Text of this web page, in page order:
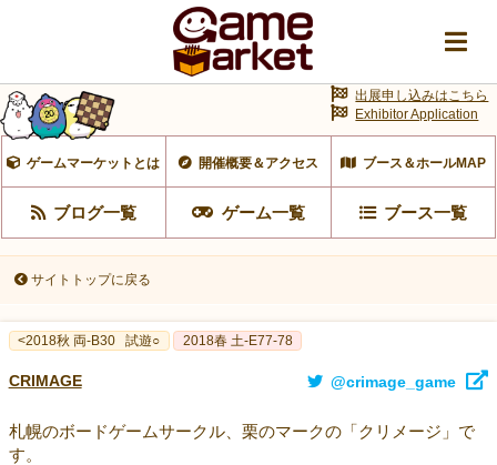
ゲームマーケットとは 開催概要＆アクセス ブース＆ホールMAP
ブログ一覧 ゲーム一覧 ブース一覧
出展申し込みはこちら
Exhibitor Application
サイトトップに戻る
<2018秋 両-B30 試遊○ 2018春 土-E77-78
CRIMAGE @crimage_game
札幌のボードゲームサークル、栗のマークの「クリメージ」で
す。